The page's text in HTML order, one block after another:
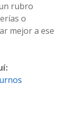
rubro
o
mejor a ese